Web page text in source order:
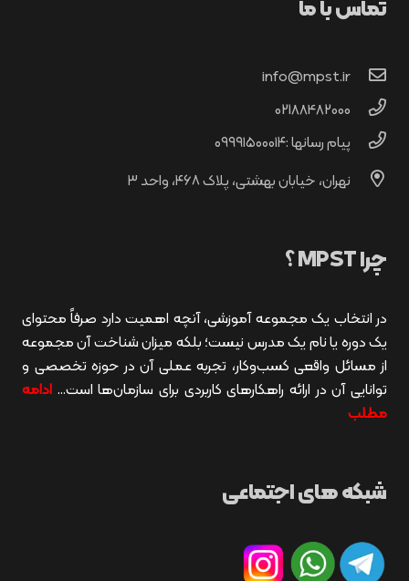
تماس با ما
info@mpst.ir
02188482000
پیام رسانها :۰۹۹۹۱۵۰۰۰۱۴
نهران، خیابان بهشتی، پلاک ۴۶۸، واحد ۳
چرا MPST ؟
در انتخاب یک مجموعه آموزشی، آنچه اهمیت دارد صرفاً محتوای
یک دوره یا نام یک مدرس نیست؛ بلکه میزان شناخت آن مجموعه
از مسائل واقعی کسب‌وکار، تجربه عملی آن در حوزه تخصصی و
توانایی آن در ارائه راهکارهای کاربردی برای سازمان‌ها است… ادامه
مطلب
شبکه های اجتماعی